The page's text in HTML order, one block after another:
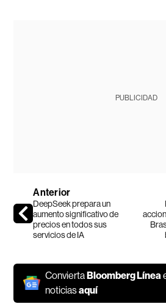
PUBLICIDAD
Anterior
DeepSeek prepara un
aumento significativo de
precios en todos sus
servicios de IA
ConviertaBloomberg Línea
noticiasaquí